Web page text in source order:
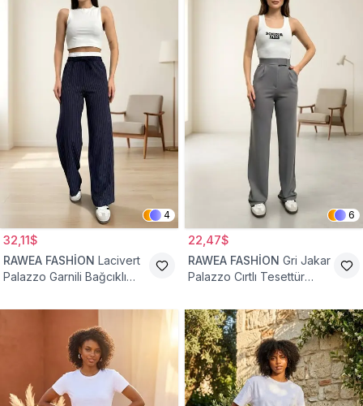
4
32,11$
RAWEA FASHİON Lacivert
Palazzo Garnili Bağcıklı
6
22,47$
RAWEA FASHİON Gri Jakar
Palazzo Cırtlı Tesettür